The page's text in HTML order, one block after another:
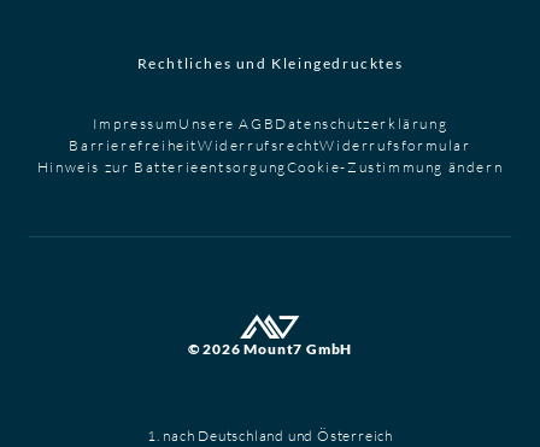
Rechtliches und Kleingedrucktes
Impressum Unsere AGB Datenschutzerklärung
BarrierefreiheitWiderrufsrechtWiderrufsformular
Hinweis zur BatterieentsorgungCookie-Zustimmung ändern
© 2026 Mount7 GmbH
1. nach Deutschland und Österreich